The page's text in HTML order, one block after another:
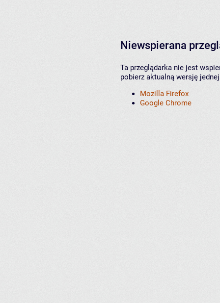
Niewspierana
Ta przeglądarka nie jest
pobierz aktualną wersję
Mozilla Firefox
Google Chrome